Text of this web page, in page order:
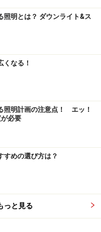
照明とは？ ダウンライト&ス
くなる！
照明計画の注意点！ エッ！
必要
すめの選び方は？
っと見る